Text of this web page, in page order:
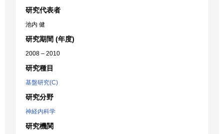
研究代表者
池内 健
研究期間 (年度)
2008 – 2010
研究種目
基盤研究(C)
研究分野
神経内科学
研究機関